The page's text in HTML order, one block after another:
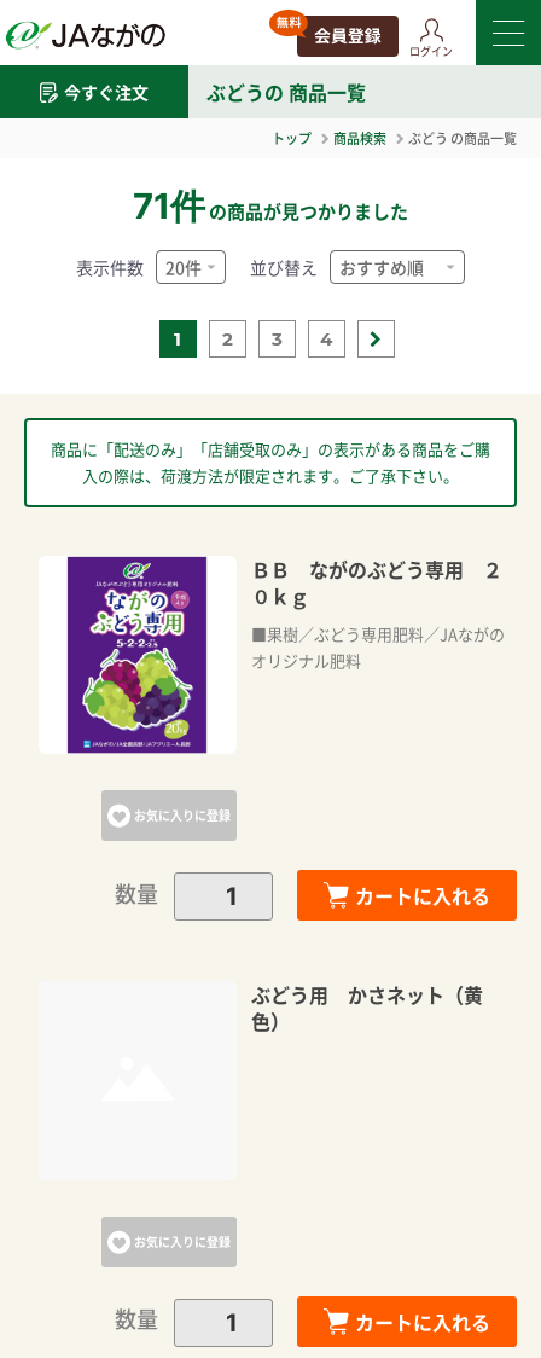
ログイン
今すぐ注文 ぶどうの 商品一覧
トップ 商品検索 ぶどう の商品一覧
71件の商品が見つかりました
1 2 3 4
表示件数 並び替え
商品に「配送のみ」「店舗受取のみ」の表示がある商品をご購
入の際は、荷渡方法が限定されます。ご了承下さい。
お気に入りに登録
ＢＢ ながのぶどう専用 ２
０ｋｇ
■果樹／ぶどう専用肥料／JAながの
オリジナル肥料
数量 カートに入れる
お気に入りに登録
ぶどう用 かさネット（黄
色）
数量 カートに入れる